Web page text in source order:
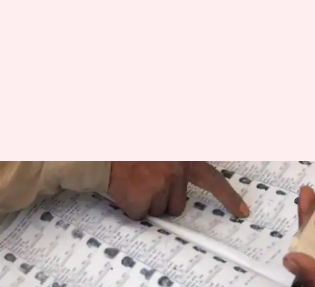
Sudarshan Reddy: కొత్త ఓటరుగా
నమోదుకు, జాబితాల్లో సవరణలకు
ఈనెల 28 వరకు అవకాశం: చీఫ్‌
ఎలక్టోరల్‌ అధికారి
వ్రాసిన వారు Sirish Praharaju Nov 07, 2024 11:43 am